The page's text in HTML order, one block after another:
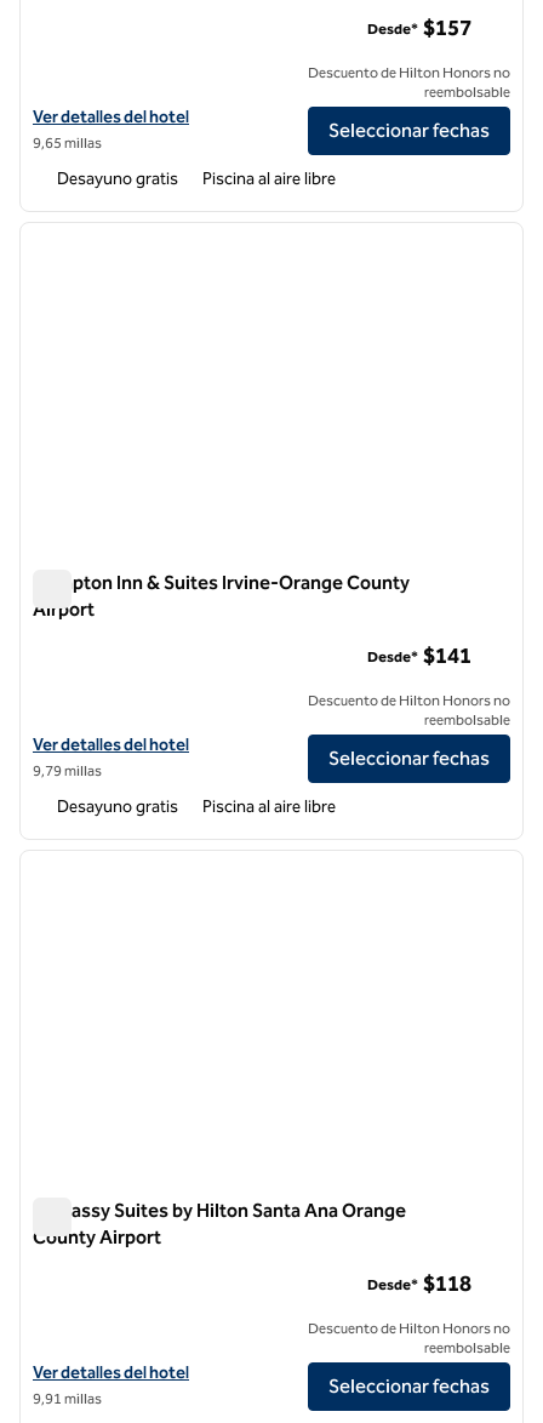
Ver detalles del hotel Homewood Suites by Hilton Irvine John
Ver detalles del hotel
9,65 millas
Desde* $157
Descuento de Hilton Honors no
reembolsable
Seleccionar fechas
Desayuno gratis Piscina al aire libre
1 de 12
Hampton Inn & Suites Irvine-Orange County
Airport
Ver detalles del hotel Hampton Inn & Suites Irvine-Orange County
Ver detalles del hotel
9,79 millas
Desde* $141
Descuento de Hilton Honors no
reembolsable
Seleccionar fechas
Desayuno gratis Piscina al aire libre
1 de 11
Embassy Suites by Hilton Santa Ana Orange
County Airport
Ver detalles del hotel Embassy Suites by Hilton Santa Ana Orange
Ver detalles del hotel
9,91 millas
Desde* $118
Descuento de Hilton Honors no
reembolsable
Seleccionar fechas